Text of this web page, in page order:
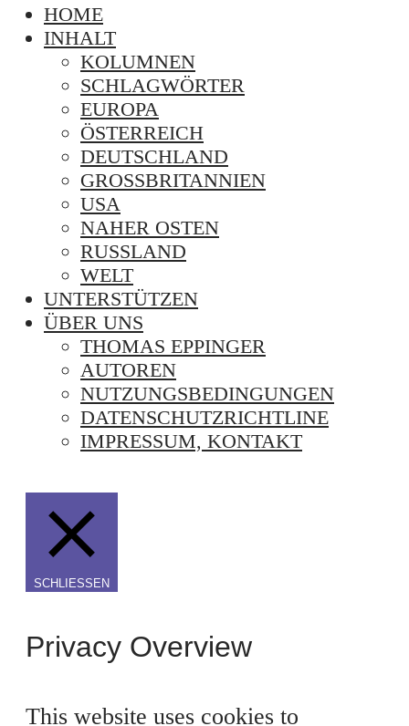
HOME
INHALT
KOLUMNEN
SCHLAGWÖRTER
EUROPA
ÖSTERREICH
DEUTSCHLAND
GROSSBRITANNIEN
USA
NAHER OSTEN
RUSSLAND
WELT
UNTERSTÜTZEN
ÜBER UNS
THOMAS EPPINGER
AUTOREN
NUTZUNGSBEDINGUNGEN
DATENSCHUTZRICHTLINE
IMPRESSUM, KONTAKT
SCHLIESSEN
Privacy Overview
This website uses cookies to